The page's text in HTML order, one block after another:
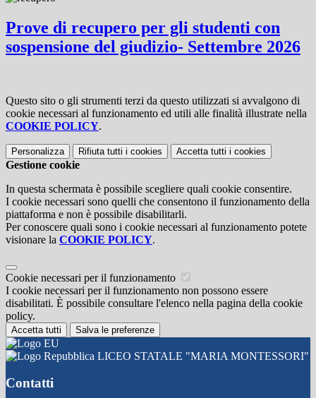
Prove di recupero per gli studenti con
sospensione del giudizio- Settembre 2026
Questo sito o gli strumenti terzi da questo utilizzati si avvalgono di
cookie necessari al funzionamento ed utili alle finalità illustrate nella
COOKIE POLICY.
Personalizza Rifiuta tutti i cookies Accetta tutti i cookies
Gestione cookie
In questa schermata è possibile scegliere quali cookie consentire.
I cookie necessari sono quelli che consentono il funzionamento della
piattaforma e non è possibile disabilitarli.
Per conoscere quali sono i cookie necessari al funzionamento potete
visionare la COOKIE POLICY.
Cookie necessari per il funzionamento
I cookie necessari per il funzionamento non possono essere
disabilitati. È possibile consultare l'elenco nella pagina della cookie
policy.
Accetta tutti Salva le preferenze
LICEO STATALE "MARIA MONTESSORI"
Contatti